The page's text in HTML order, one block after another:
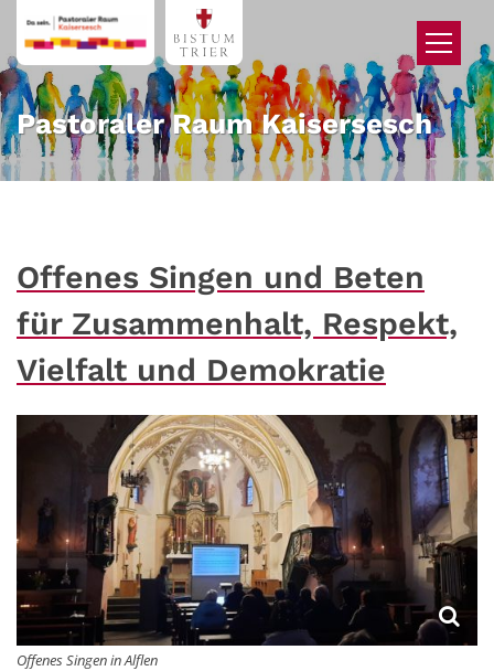
Zum Inhalt springen
Pastoraler Raum Kaisersesch
Offenes Singen und Beten
für Zusammenhalt, Respekt,
Vielfalt und Demokratie
Offenes Singen in Alflen